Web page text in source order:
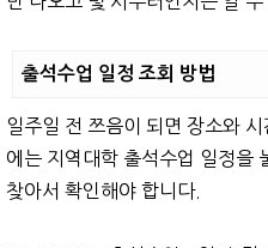
출석수업 일정 조회 방법
일주일 전 쯔음이 되면 장소와
에는 지역대학 출석수업 일정을
찾아서 확인해야 합니다.